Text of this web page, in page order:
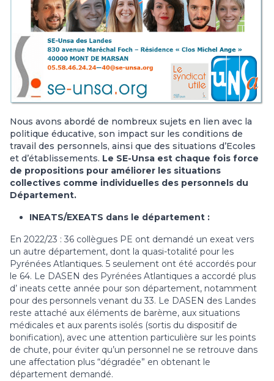
Nous avons abordé de nombreux sujets en lien avec la
politique éducative, son impact sur les conditions de
travail des personnels, ainsi que des situations d’Ecoles
et d’établissements. Le SE-Unsa est chaque fois force
de propositions pour améliorer les situations
collectives comme individuelles des personnels du
Département.
INEATS/EXEATS dans le département :
En 2022/23 : 36 collègues PE ont demandé un exeat vers
un autre département, dont la quasi-totalité pour les
Pyrénées Atlantiques. 5 seulement ont été accordés pour
le 64. Le DASEN des Pyrénées Atlantiques a accordé plus
d’ ineats cette année pour son département, notamment
pour des personnels venant du 33. Le DASEN des Landes
reste attaché aux éléments de barème, aux situations
médicales et aux parents isolés (sortis du dispositif de
bonification), avec une attention particulière sur les points
de chute, pour éviter qu’un personnel ne se retrouve dans
une affectation plus “dégradée” en obtenant le
département demandé.